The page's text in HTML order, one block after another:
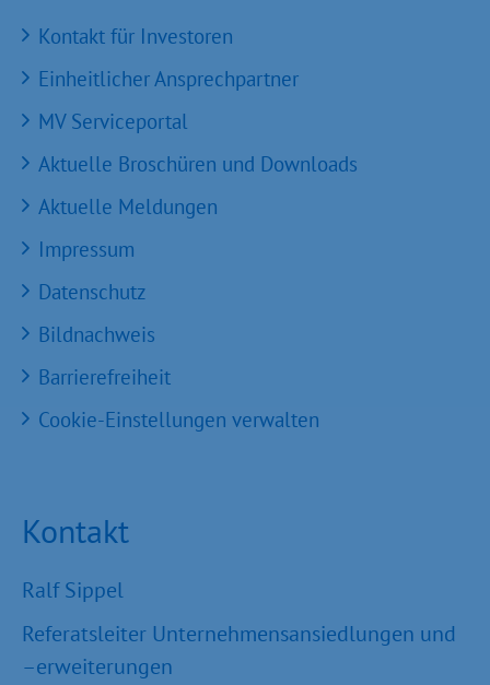
Kontakt für Investoren
Einheitlicher Ansprechpartner
MV Serviceportal
Aktuelle Broschüren und Downloads
Aktuelle Meldungen
Impressum
Datenschutz
Bildnachweis
Barrierefreiheit
Cookie-Einstellungen verwalten
Kontakt
Ralf Sippel
Referatsleiter Unternehmensansiedlungen und
–erweiterungen